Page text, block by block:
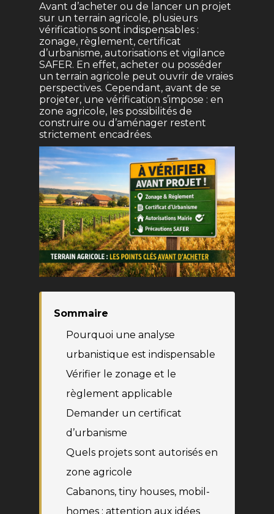
Avant d’acheter ou de lancer un projet
sur un terrain agricole, plusieurs
vérifications sont indispensables :
zonage, règlement, certificat
d’urbanisme, autorisations et vigilance
SAFER. En effet, acheter ou posséder
un terrain agricole peut ouvrir de vraies
perspectives. Cependant, avant de se
projeter, une vérification s’impose : en
zone agricole, les possibilités de
construire ou d’aménager restent
strictement encadrées.
Sommaire
Pourquoi une analyse
urbanistique est indispensable
Vérifier le zonage et le
règlement applicable
Demander un certificat
d’urbanisme
Quels projets sont autorisés en
zone agricole
Cabanons, tiny houses, mobil-
homes : attention aux idées